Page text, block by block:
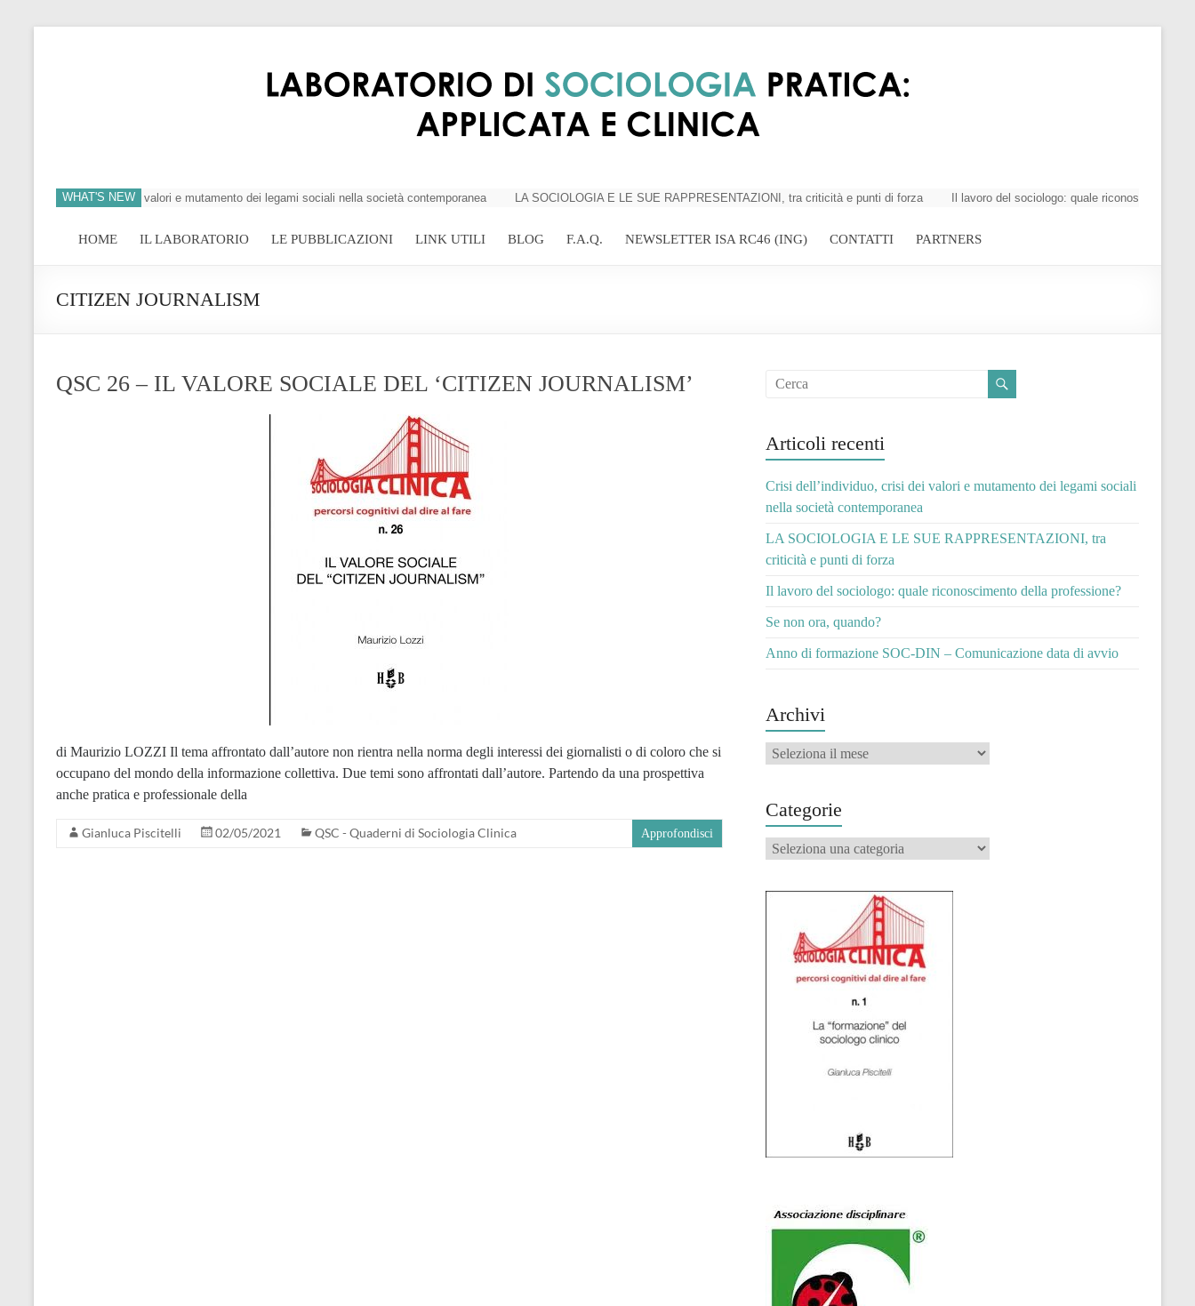
WHAT'S NEW
dell’individuo, crisi dei valori e mutamento dei legami sociali nella società contemporanea LA SOCIOLOGIA E LE SUE RAPPRESENTAZIONI, tra criticità e punti di forza Il lavoro del sociologo: quale riconoscimento della
HOME IL LABORATORIO LE PUBBLICAZIONI LINK UTILI BLOG F.A.Q. NEWSLETTER ISA RC46 (ING) CONTATTI PARTNERS
CITIZEN JOURNALISM
QSC 26 – IL VALORE SOCIALE DEL ‘CITIZEN JOURNALISM’
di Maurizio LOZZI Il tema affrontato dall’autore non rientra nella norma degli interessi dei giornalisti o di coloro che si
occupano del mondo della informazione collettiva. Due temi sono affrontati dall’autore. Partendo da una prospettiva
anche pratica e professionale della
Gianluca Piscitelli 02/05/2021 QSC - Quaderni di Sociologia Clinica Approfondisci
Articoli recenti
Crisi dell’individuo, crisi dei valori e mutamento dei legami sociali
nella società contemporanea
LA SOCIOLOGIA E LE SUE RAPPRESENTAZIONI, tra
criticità e punti di forza
Il lavoro del sociologo: quale riconoscimento della professione?
Se non ora, quando?
Anno di formazione SOC-DIN – Comunicazione data di avvio
Archivi
Archivi
Categorie
Categorie